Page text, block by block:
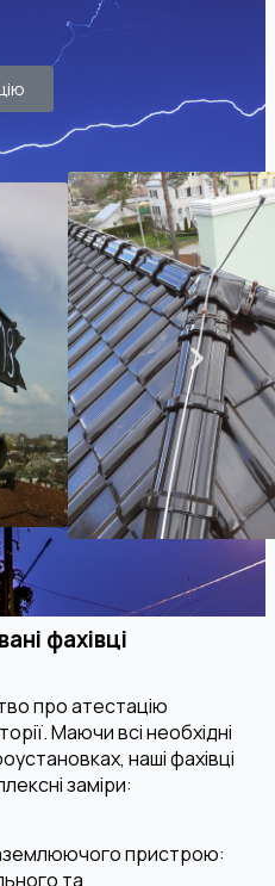
фахівці
про атестацію
Маючи всі необхідні
наші фахівці
заміри:
пристрою:
та